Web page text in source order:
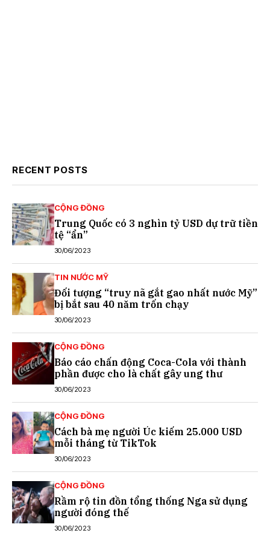
RECENT POSTS
CỘNG ĐỒNG
Trung Quốc có 3 nghìn tỷ USD dự trữ tiền
tệ “ẩn”
30/06/2023
TIN NƯỚC MỸ
Đối tượng “truy nã gắt gao nhất nước Mỹ”
bị bắt sau 40 năm trốn chạy
30/06/2023
CỘNG ĐỒNG
Báo cáo chấn động Coca-Cola với thành
phần được cho là chất gây ung thư
30/06/2023
CỘNG ĐỒNG
Cách bà mẹ người Úc kiếm 25.000 USD
mỗi tháng từ TikTok
30/06/2023
CỘNG ĐỒNG
Rầm rộ tin đồn tổng thống Nga sử dụng
người đóng thế
30/06/2023